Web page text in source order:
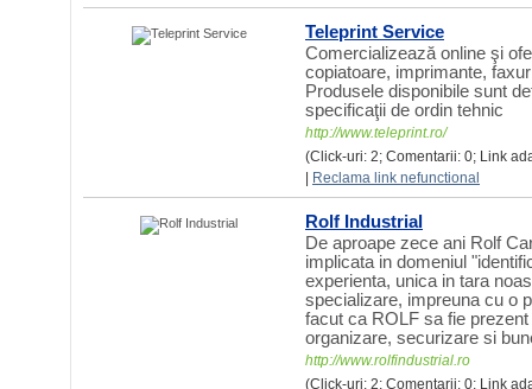
Teleprint Service
Comercializează online şi
copiatoare, imprimante,
Produsele disponibile sunt
specificaţii de ordin tehnic
http://www.teleprint.ro/
(Click-uri: 2; Comentarii: 0; Link
Reclama link nefunctional
Rolf Industrial
De aproape zece ani Rolf
implicata in domeniul
experienta, unica in tara
specializare, impreuna cu o
facut ca ROLF sa fie
organizare, securizare si
http://www.rolfindustrial.ro
(Click-uri: 2; Comentarii: 0; Link